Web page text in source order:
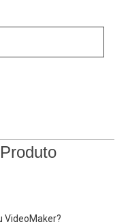
6DIIestá aLente
e de alto
AF USM rápido, quase
de foco rápido e
e processador de
VideoMaker?